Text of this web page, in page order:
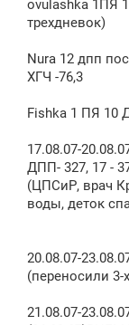
ovulashka 1ПЯ
трехдневок)
Nura 12 дпп
ХГЧ -76,3
Fishka 1 ПЯ 10
17.08.07-
ДПП- 327, 17 -
(ЦПСиР, врач
воды, деток
20.08.07-
(переносили
21.08.07-